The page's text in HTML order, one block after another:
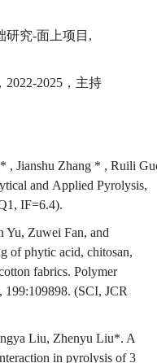
研究-面上项目,
2025，主持
, Jianshu Zhang * , Ruili
and Applied Pyrolysis,
IF=6.4).
Yu, Zuwei Fan, and
of phytic acid, chitosan,
fabrics. Polymer
199:109898. (SCI, JCR
Liu, Zhenyu Liu*. A
in pyrolysis of 3